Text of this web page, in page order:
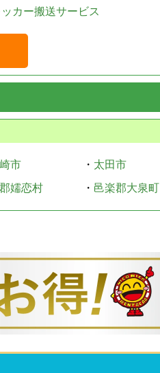
カー搬送サービス
市 ・ 太田市
嬬恋村
・ 邑楽郡大泉町